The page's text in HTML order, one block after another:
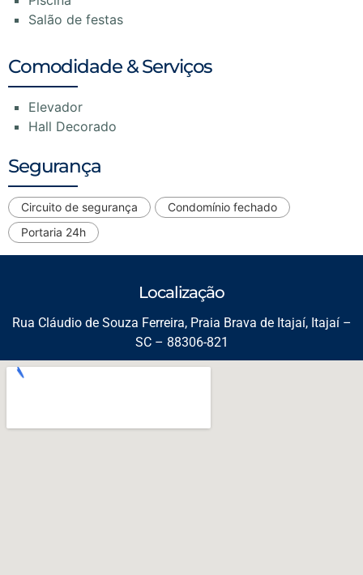
Salão de festas
Comodidade & Serviços
Elevador
Hall Decorado
Segurança
Circuito de segurança
Condomínio fechado
Portaria 24h
Localização
Rua Cláudio de Souza Ferreira, Praia Brava de Itajaí, Itajaí –
SC – 88306-821